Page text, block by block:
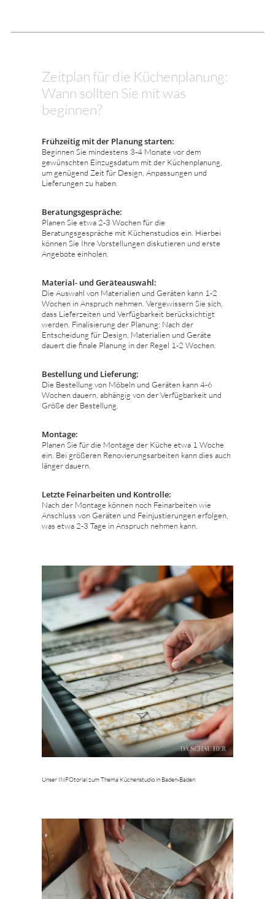
Zeitplan für die Küchenplanung:
Wann sollten Sie mit was
beginnen?
Frühzeitig mit der Planung starten:
Beginnen Sie mindestens 3-4 Monate vor dem
gewünschten Einzugsdatum mit der Küchenplanung,
um genügend Zeit für Design, Anpassungen und
Lieferungen zu haben.
Beratungsgespräche:
Planen Sie etwa 2-3 Wochen für die
Beratungsgespräche mit Küchenstudios ein. Hierbei
können Sie Ihre Vorstellungen diskutieren und erste
Angebote einholen.
Material- und Geräteauswahl:
Die Auswahl von Materialien und Geräten kann 1-2
Wochen in Anspruch nehmen. Vergewissern Sie sich,
dass Lieferzeiten und Verfügbarkeit berücksichtigt
werden. Finalisierung der Planung: Nach der
Entscheidung für Design, Materialien und Geräte
dauert die finale Planung in der Regel 1-2 Wochen.
Bestellung und Lieferung:
Die Bestellung von Möbeln und Geräten kann 4-6
Wochen dauern, abhängig von der Verfügbarkeit und
Größe der Bestellung.
Montage:
Planen Sie für die Montage der Küche etwa 1 Woche
ein. Bei größeren Renovierungsarbeiten kann dies auch
länger dauern.
Letzte Feinarbeiten und Kontrolle:
Nach der Montage können noch Feinarbeiten wie
Anschluss von Geräten und Feinjustierungen erfolgen,
was etwa 2-3 Tage in Anspruch nehmen kann.
Unser INFOtorial zum Thema Küchenstudio in Baden-Baden